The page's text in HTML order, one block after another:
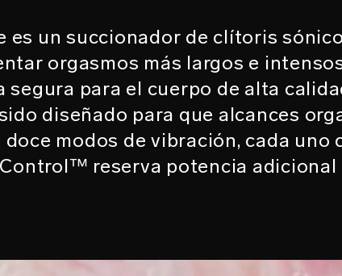
es un succionador de clítoris
orgasmos más largos e
segura para el cuerpo de alta
diseñado para que alcances
modos de vibración, cada uno
reserva potencia adicional